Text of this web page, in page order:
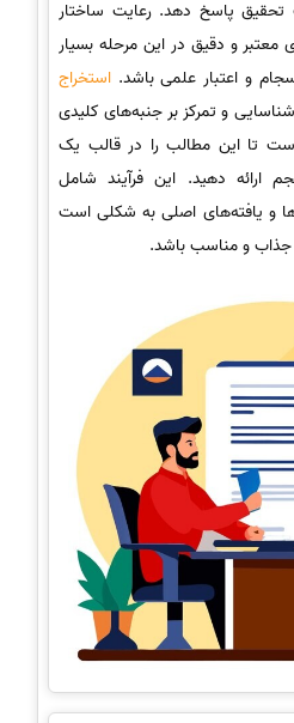
تحقیق پاسخ دهد. رعایت ساختار
معتبر و دقیق در این مرحله بسیار
و اعتبار علمی باشد. استخراج
و تمرکز بر جنبه‌های کلیدی
است تا این مطالب را در قالب یک
ارائه دهید. این فرآیند شامل
و یافته‌های اصلی به شکلی است
جذاب و مناسب باشد.